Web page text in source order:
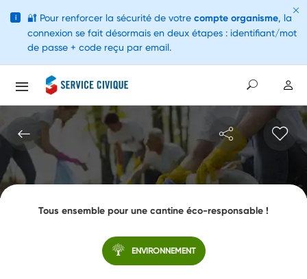
Tous ensemble pour une cantine éco-responsable !
ENVIRONNEMENT
i 🔐 Pour renforcer la sécurité de votre compte organisme, la
connexion se fait désormais en deux étapes : identifiant/mot
de passe + code reçu par email.